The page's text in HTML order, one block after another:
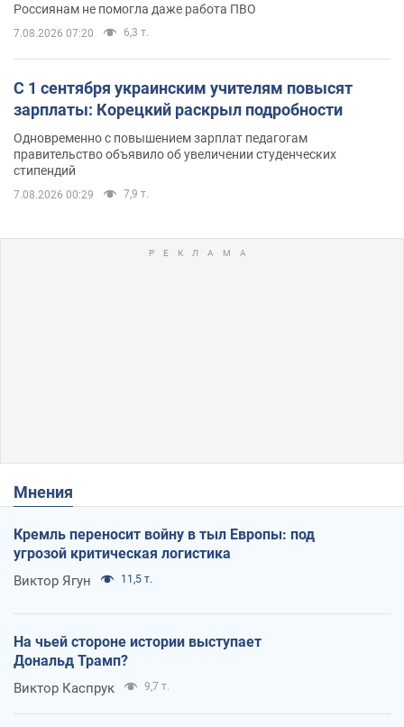
Россиянам не помогла даже работа ПВО
7.08.2026 07:20 6,3 т.
С 1 сентября украинским учителям повысят
зарплаты: Корецкий раскрыл подробности
Одновременно с повышением зарплат педагогам
правительство объявило об увеличении студенческих
стипендий
7.08.2026 00:29 7,9 т.
Мнения
Кремль переносит войну в тыл Европы: под
угрозой критическая логистика
Виктор Ягун 11,5 т.
На чьей стороне истории выступает
Дональд Трамп?
Виктор Каспрук 9,7 т.